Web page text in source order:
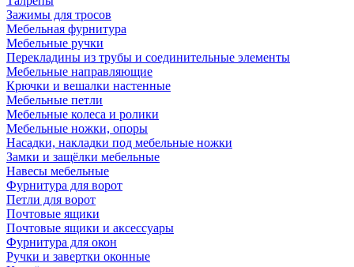
Зажимы для тросов
Мебельная фурнитура
Мебельные ручки
Перекладины из трубы и соединительные элементы
Мебельные направляющие
Крючки и вешалки настенные
Мебельные петли
Мебельные колеса и ролики
Мебельные ножки, опоры
Насадки, накладки под мебельные ножки
Замки и защёлки мебельные
Навесы мебельные
Фурнитура для ворот
Петли для ворот
Почтовые ящики
Почтовые ящики и аксессуары
Фурнитура для окон
Ручки и завертки оконные